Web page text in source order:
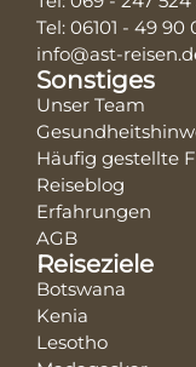
Tel: 06101 - 49 90
info@ast-
Sonstiges
Unser Team
Häufig gestellte
Reiseblog
Erfahrungen
AGB
Reiseziele
Botswana
Kenia
Lesotho